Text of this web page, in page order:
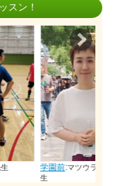
スン！
マツウラメグミ先